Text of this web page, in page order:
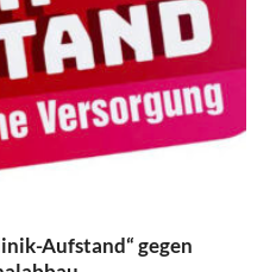
Aufstand“ gegen